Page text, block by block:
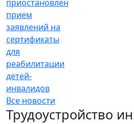
приостановлен
прием
заявлений на
сертификаты
для
реабилитации
детей-
инвалидов
Все новости
Трудоустройство